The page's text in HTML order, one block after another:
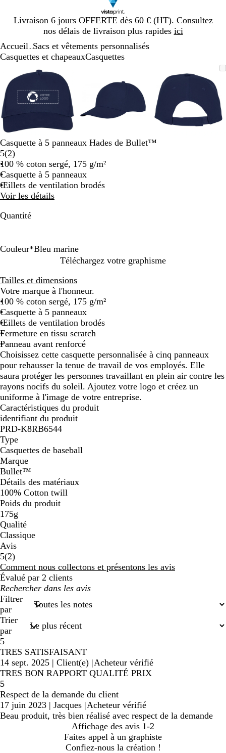
Livraison 6 jours OFFERTE dès 60 € (HT). Consultez
nos délais de livraison plus rapides ici
Diapositive
1
Accueil Sacs et vêtements personnalisés
Casquettes et chapeauxCasquettes
Image
zoomable
Zoom
minimum
Cliquez
développer
Utilisez
touches
plus
pour
zoomer
les
touches
fléchées
pour
minimum
développer
touches
moins
zoomer
zoomable
au
minimum
pour
les
touches
plus
moins
Diapositive
sur
3
Casquette à 5 panneaux Hades de Bullet™
5(2Lire
les
2
avis
)
100 % coton sergé, 175 g/m²
Casquette à 5 panneaux
Œillets de ventilation brodés
Voir les détails
Quantité
Couleur*Bleu marine
i
r
u
n
i
a
n
c
e
u
m
a
r
i
n
e
Téléchargez votre graphisme
Tailles et dimensions
Votre marque à l'honneur.
100 % coton sergé, 175 g/m²
Casquette à 5 panneaux
Œillets de ventilation brodés
Fermeture en tissu scratch
Panneau avant renforcé
Choisissez cette casquette personnalisée à cinq panneaux
pour rehausser la tenue de travail de vos employés. Elle
saura protéger les personnes travaillant en plein air contre les
rayons nocifs du soleil. Ajoutez votre logo et créez un
uniforme à l'image de votre entreprise.
Caractéristiques du produit
identifiant du produit
PRD-K8RB6544
Type
Casquettes de baseball
Marque
Bullet™
Détails des matériaux
100% Cotton twill
Poids du produit
175g
Qualité
Classique
Avis
5(22
avis
)
Comment nous collectons et présentons les avis
Évalué par 2 clients
Mes
recherches
saisies
Filtrer
par
Trier
par
5
TRES SATISFAISANT
14 sept. 2025 | Client(e) |Acheteur vérifié
TRES BON RAPPORT QUALITÉ PRIX
5
Respect de la demande du client
17 juin 2023 | Jacques |Acheteur vérifié
Beau produit, très bien réalisé avec respect de la demande
Affichage des avis 1-2
Faites appel à un graphiste
Confiez-nous la création !